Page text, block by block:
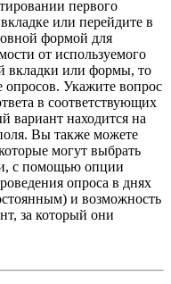
первого
или перейдите в
формой для
от используемого
вкладки или формы, то
опросов. Укажите вопрос
в соответствующих
вариант находится на
Вы также можете
могут выбрать
с помощью опции
опроса в днях
и возможность
за который они